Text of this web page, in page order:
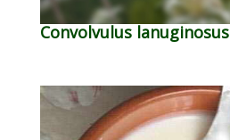
Convolvulus lanuginosus